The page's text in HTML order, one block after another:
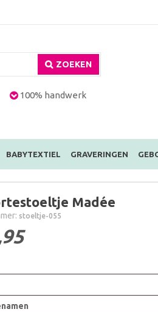
ZOEKEN
100% handwerk
BABYTEXTIEL GRAVERINGEN
Madée
stoeltje-055